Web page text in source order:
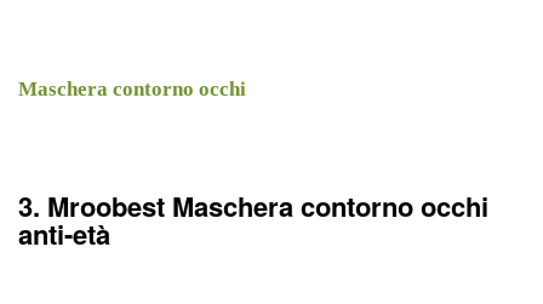
Maschera contorno occhi
3. Mroobest Maschera contorno occhi
anti-età